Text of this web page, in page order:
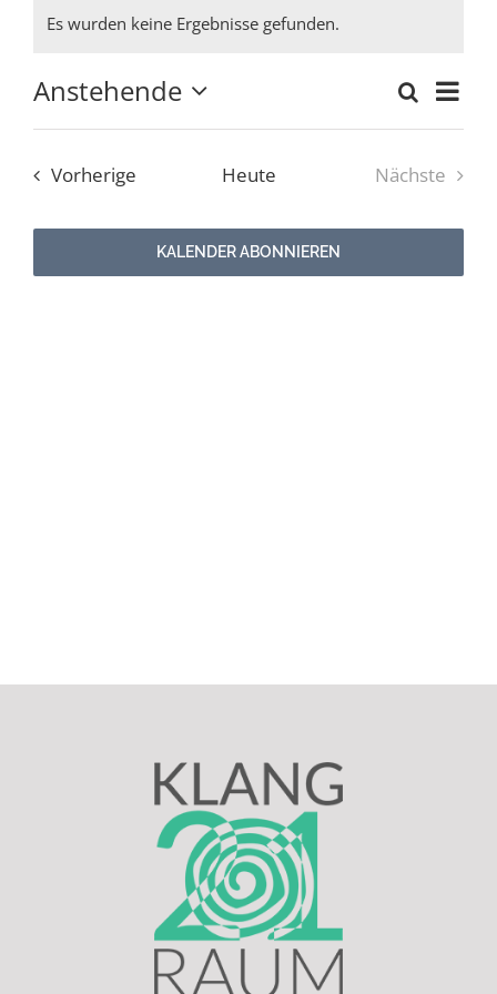
Kulturnetz
Es wurden keine Ergebnisse gefunden.
Suche
Suche
Liste
Anstehende
Datum
VorherigeVeranstaltungen
Heute
Nächste
KALENDER ABONNIEREN